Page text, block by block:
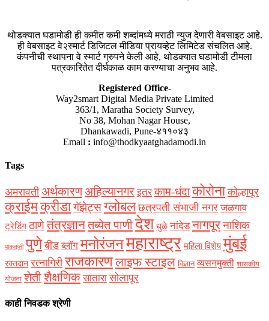
थोडक्यात घडामोडी ही कमीत कमी शब्दांमध्ये मराठी न्युज देणारी वेबसाइट आहे.
ही वेबसाइट वे२स्मार्ट डिजिटल मीडिया प्रायव्हेट लिमिटेड संचलित आहे.
कंपनीची स्थापना वे स्मार्ट ग्रुपने केली आहे, थोडक्यात घडामोडी टीमला
पत्रकारितेत दीर्घकाळ काम करण्याचा अनुभव आहे.
Registered Office-
Way2smart Digital Media Private Limited
363/1, Maratha Society Survey,
No 38, Mohan Nagar House,
Dhankawadi, Pune-४११०४३
Email : info@thodkyaatghadamodi.in
Tags
अमरावती अर्थकारणअहिल्यानगर इतर काम-धंदाकोरोना कोल्हापूर
क्राईमक्रीडागॅझेट्सग्लोबल छत्रपती संभाजी नगर जळगाव
ट्रेडिंग ठाणेतंत्रज्ञानतब्येत पाणीदेश धुळे नांदेड नागपूरनाशिक
पाककृती पुणे बीड ब्लॉग मनोरंजनमहाराष्ट्र महिला विशेष मुंबई
रक्‍तदान रत्नागिरी राजकारणलाइफ स्टाइल विज्ञान व्यसनमुक्ती शासकीय
योजना शेतीशैक्षणिक सातारा सोलापूर
काही निवडक श्रेणी